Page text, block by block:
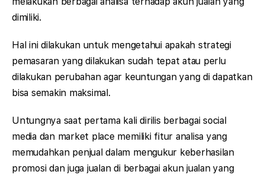
dimiliki.
Hal ini dilakukan untuk mengetahui apakah strategi
pemasaran yang dilakukan sudah tepat atau perlu
dilakukan perubahan agar keuntungan yang di dapatkan
bisa semakin maksimal.
Untungnya saat pertama kali dirilis berbagai social
media dan market place memiliki fitur analisa yang
memudahkan penjual dalam mengukur keberhasilan
promosi dan juga jualan di berbagai akun jualan yang